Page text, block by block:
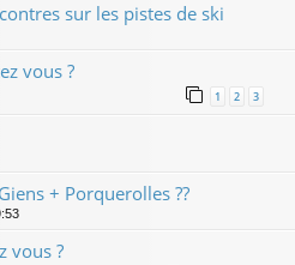
sur les pistes de ski
vous ?
1 2 3
+ Porquerolles ??
vous ?